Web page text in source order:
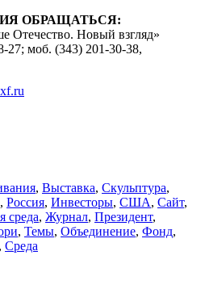
ОБРАЩАТЬСЯ:
Отечество. Новый взгляд»
27; моб. (343) 201-30-38,
, Выставка, Скульптура,
, Россия, Инвесторы, США, Сайт,
среда, Журнал, Президент,
, Темы, Объединение, Фонд,
, Среда